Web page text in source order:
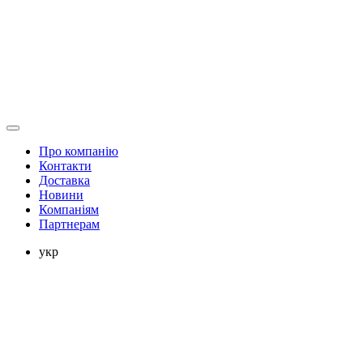
Про компанію
Контакти
Доставка
Новини
Компаніям
Партнерам
укр